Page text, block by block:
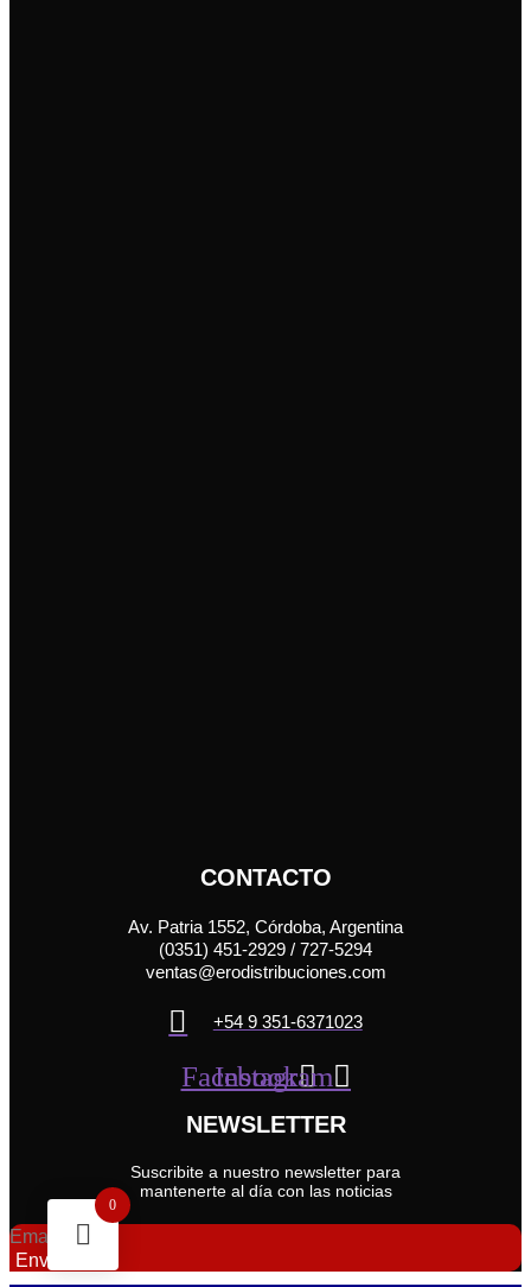
CONTACTO
Av. Patria 1552, Córdoba, Argentina
(0351) 451-2929 / 727-5294
ventas@erodistribuciones.com
+54 9 351-6371023
Facebook
Instagram
NEWSLETTER
Suscribite a nuestro newsletter para
mantenerte al día con las noticias
Email
Enviar
0